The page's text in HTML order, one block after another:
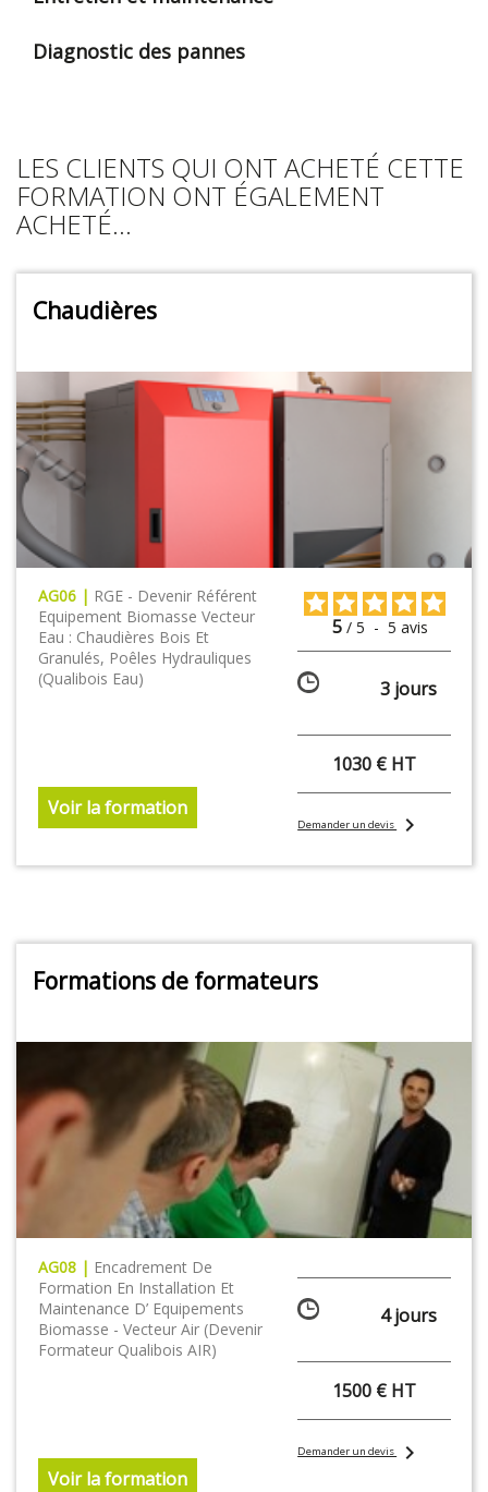
Diagnostic des pannes
LES CLIENTS QUI ONT ACHETÉ CETTE
FORMATION ONT ÉGALEMENT
ACHETÉ...
Chaudières
AG06 | RGE - Devenir Référent
Equipement Biomasse Vecteur
Eau : Chaudières Bois Et
Granulés, Poêles Hydrauliques
(Qualibois Eau)
Voir la formation
5 / 5 - 5 avis
3 jours
1030 € HT
Demander un devischevron_right
Formations de formateurs
AG08 | Encadrement De
Formation En Installation Et
Maintenance D’ Equipements
Biomasse - Vecteur Air (Devenir
Formateur Qualibois AIR)
Voir la formation
4 jours
1500 € HT
Demander un devischevron_right